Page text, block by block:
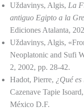
Uždavinys, Algis, La
antiguo Egipto a la
Ediciones Atalanta,
Uždavinys, Algis,
Neoplatonic and Sufi
2, 2002, pp. 28-42.
Hadot, Pierre, ¿Qué
Cazenave Tapie
México D.F.